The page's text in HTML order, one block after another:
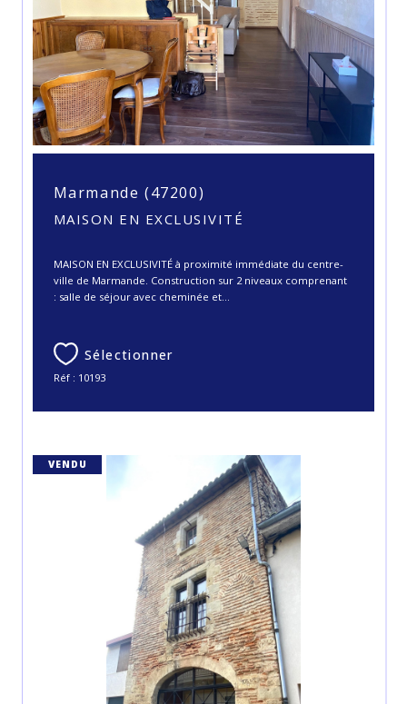
Marmande (47200)
MAISON EN EXCLUSIVITÉ
MAISON EN EXCLUSIVITÉ à proximité immédiate du centre-
ville de Marmande. Construction sur 2 niveaux comprenant
: salle de séjour avec cheminée et...
Sélectionner
Réf : 10193
VENDU